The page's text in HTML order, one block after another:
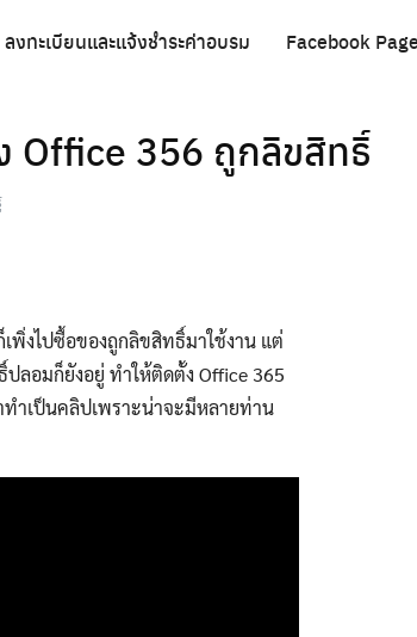
ลงทะเบียนและแจ้งชำระค่าอบรม Facebook
Office 356 ถูกลิขสิทธิ์
พิ่งไปซื้อของถูกลิขสิทธิ์มาใช้งาน แต่
ปลอมก็ยังอยู่ ทำให้ติดตั้ง Office 365
ทำเป็นคลิปเพราะน่าจะมีหลายท่าน